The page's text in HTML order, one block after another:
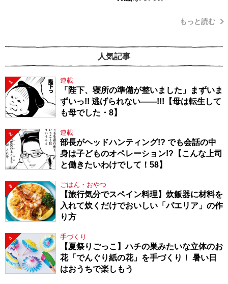
もっと読む
人気記事
1 連載
「陛下、寝所の準備が整いました」まずいま
ずいっ!! 逃げられない――!!!【母は転生して
も母でした・8】
2 連載
部長がヘッドハンティング!? でも会話の中
身は子どものオペレーション!?【こんな上司
と働きたいわけでして！58】
3 ごはん・おやつ
【旅行気分でスペイン料理】炊飯器に材料を
入れて炊くだけでおいしい「パエリア」の作
り方
4 手づくり
【夏祭りごっこ】ハチの巣みたいな立体のお
花「でんぐり紙の花」を手づくり！ 暑い日
はおうちで楽しもう